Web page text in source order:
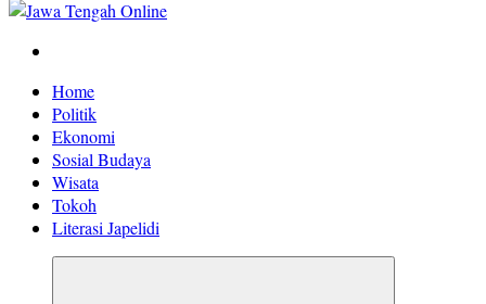
Berita Jawa Tengah Terbaru dan Terkini
Home
Politik
Ekonomi
Sosial Budaya
Wisata
Tokoh
Literasi Japelidi